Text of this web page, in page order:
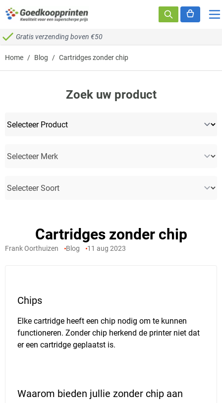
Ga naar de inhoud
Gratis verzending boven €50
Home / Blog / Cartridges zonder chip
Zoek uw product
Cartridges zonder chip
Frank Oorthuizen Blog 11 aug 2023
Chips
Elke cartridge heeft een chip nodig om te kunnen
functioneren. Zonder chip herkend de printer niet dat
er een cartridge geplaatst is.
Waarom bieden jullie zonder chip aan